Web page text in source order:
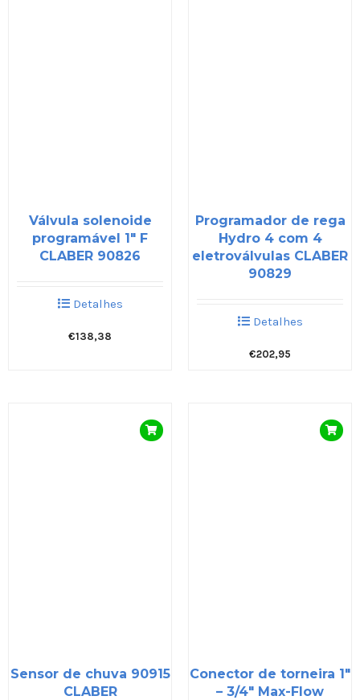
Válvula solenoide
programável 1″ F
CLABER 90826
Detalhes
€138,38
Programador de rega
Hydro 4 com 4
eletroválvulas CLABER
90829
Detalhes
€202,95
Sensor de chuva 90915
CLABER
Conector de torneira 1″
– 3/4″ Max-Flow